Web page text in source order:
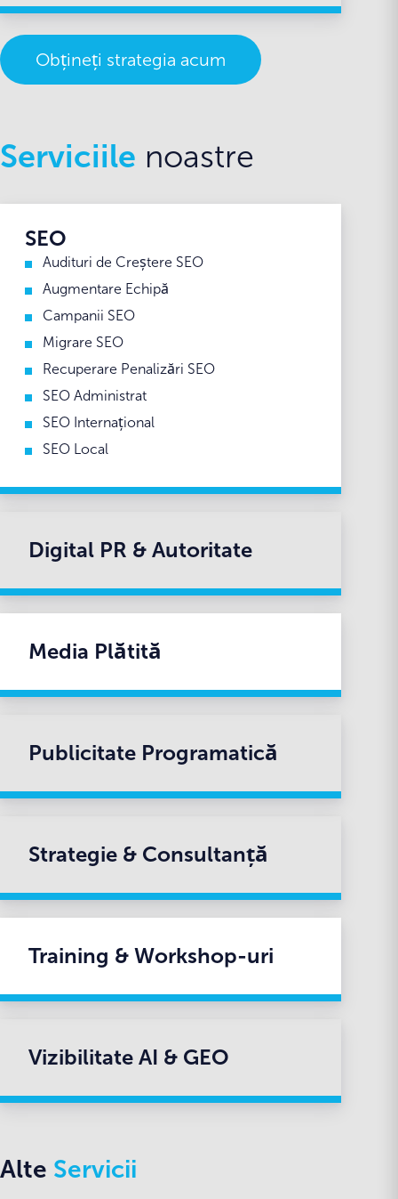
Obțineți strategia acum
Serviciile noastre
SEO
Audituri de Creștere SEO
Augmentare Echipă
Campanii SEO
Migrare SEO
Recuperare Penalizări SEO
SEO Administrat
SEO Internațional
SEO Local
Digital PR & Autoritate
Media Plătită
Publicitate Programatică
Strategie & Consultanță
Training & Workshop-uri
Vizibilitate AI & GEO
Alte Servicii